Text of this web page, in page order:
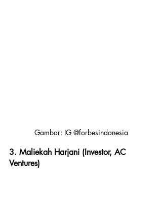
Gambar: IG @forbesindonesia
3. Maliekah Harjani (Investor, AC
Ventures)